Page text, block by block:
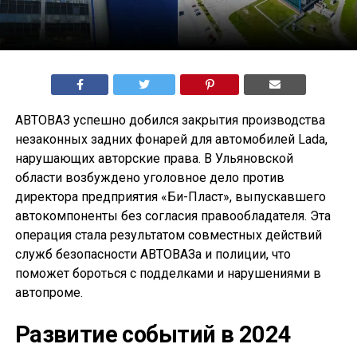
АВТОВАЗ успешно добился закрытия производства
незаконных задних фонарей для автомобилей Lada,
нарушающих авторские права. В Ульяновской
области возбуждено уголовное дело против
директора предприятия «Би-Пласт», выпускавшего
автокомпоненты без согласия правообладателя. Эта
операция стала результатом совместных действий
служб безопасности АВТОВАЗа и полиции, что
поможет бороться с подделками и нарушениями в
автопроме.
Развитие событий в 2024